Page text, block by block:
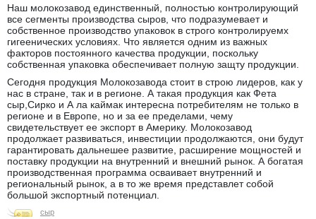
Наш молокозавод единственный, полностью контролирующий
все сегменты производства сыров, что подразумевает и
собственное производство упаковок в строго контролируемх
гигеенических условиях. Что является одним из важных
факторов постоянного качества продукции, поскольку
собственная упаковка обеспечивает полную защту продукции.
Сегодня продукция Молокозавода стоит в строю лидеров, как у
нас в стране, так и в регионе. А такая продукция как Фета
сыр,Сирко и А ла каймак интересна потребителям не только в
регионе и в Европе, но и за ее пределами, чему
свидетельствует ее экспорт в Америку. Молокозавод
продолжает развиваться, инвестиции продолжаются, они будут
гарантировать дальнешее развитие, расширение мощностей и
поставку продукции на внутренний и внешний рынок. А богатая
производственная программа осваивает внутренний и
региональный рынок, а в то же время представлет собой
большой экспортный потенциал.
сыр